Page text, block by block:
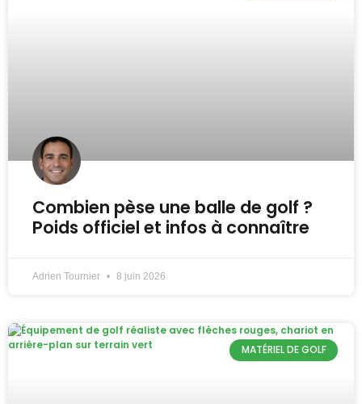
Combien pèse une balle de golf ?
Poids officiel et infos à connaître
Adrien Tournier 8 juin 2026
MATÉRIEL DE GOLF